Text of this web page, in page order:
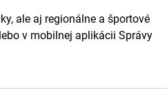
ale aj regionálne a športové
v mobilnej aplikácii Správy